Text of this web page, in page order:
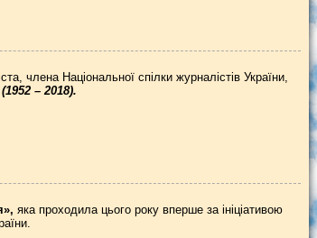
члена Національної спілки журналістів України,
– 2018).
яка проходила цього року вперше за ініціативою